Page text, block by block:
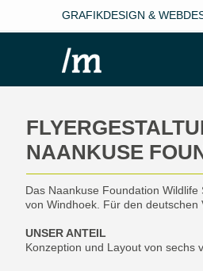
GRAFIKDESIGN &
NAANKUSE
Das Naankuse Foundation
von Windhoek. Für den
UNSER ANTEIL
Konzeption und Layout von sechs